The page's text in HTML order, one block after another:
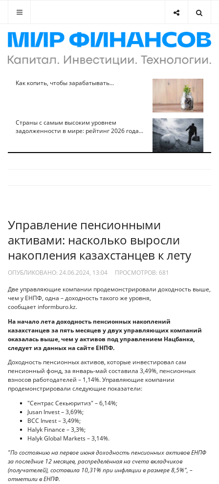
Как копить, чтобы зарабатывать...
Страны с самым высоким уровнем
задолженности в мире: рейтинг 2026 года...
Управление пенсионными
активами: насколько выросли
накопления казахстанцев к лету
ОПУБЛИКОВАНО: 24.06.2024, 13:04 ПРОСМОТРОВ: 681
Две управляющие компании продемонстрировали доходность выше,
чем у ЕНПФ, одна – доходность такого же уровня,
сообщает informburo.kz.
На начало лета доходность пенсионных накоплений
казахстанцев за пять месяцев у двух управляющих компаний
оказалась выше, чем у активов под управлением Нацбанка,
следует из данных на сайте ЕНПФ.
Доходность пенсионных активов, которые инвестировал сам
пенсионный фонд, за январь-май составила 3,49%, пенсионных
взносов работодателей – 1,14%. Управляющие компании
продемонстрировали следующие показатели:
"Сентрас Секьюритиз" – 6,14%;
Jusan Invest – 3,69%;
BCC Invest – 3,49%;
Halyk Finance – 3,3%;
Halyk Global Markets – 3,14%.
"По состоянию на первое июня доходность пенсионных активов ЕНПФ
за последние 12 месяцев, распределённая на счета вкладчиков
(получателей), составила 10,31% при инфляции в размере 8,5%", –
отметили в ЕНПФ.